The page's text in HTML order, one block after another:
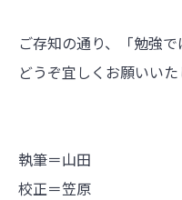
ご存知の通り、「勉強
どうぞ宜しくお願いいた
執筆＝山田
校正＝笠原